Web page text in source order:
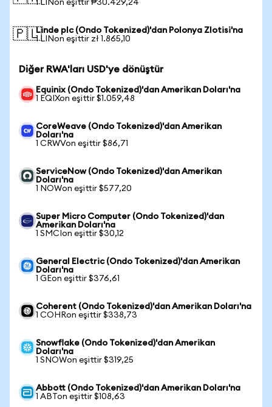
1 LINon eşittir ₱30.429,24
🇵🇱Linde plc (Ondo Tokenized)'dan Polonya Zlotisi'na
1 LINon eşittir zł 1.865,10
Diğer RWA'ları USD'ye dönüştür
Equinix (Ondo Tokenized)'dan Amerikan Doları'na
1 EQIXon eşittir $1.059,48
CoreWeave (Ondo Tokenized)'dan Amerikan
Doları'na
1 CRWVon eşittir $86,71
ServiceNow (Ondo Tokenized)'dan Amerikan
Doları'na
1 NOWon eşittir $577,20
Super Micro Computer (Ondo Tokenized)'dan
Amerikan Doları'na
1 SMCIon eşittir $30,12
General Electric (Ondo Tokenized)'dan Amerikan
Doları'na
1 GEon eşittir $376,61
Coherent (Ondo Tokenized)'dan Amerikan Doları'na
1 COHRon eşittir $338,73
Snowflake (Ondo Tokenized)'dan Amerikan
Doları'na
1 SNOWon eşittir $319,25
Abbott (Ondo Tokenized)'dan Amerikan Doları'na
1 ABTon eşittir $108,63